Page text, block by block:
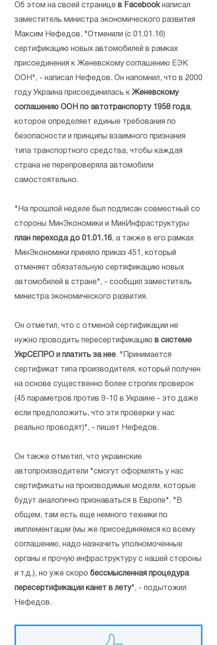
Об этом на своей странице в Facebookнаписал
заместитель министра экономического развития
Максим Нефедов. "Отменили (с 01.01.16)
сертификацию новых автомобилей в рамках
присоединения к Женевскому соглашению ЕЭК
ООН", - написал Нефедов. Он напомнил, что в 2000
году Украина присоединилась к Женевскому
соглашению ООН по автотранспорту 1958 года,
которое определяет единые требования по
безопасности и принципы взаимного признания
типа транспортного средства, чтобы каждая
страна не перепроверяла автомобили
самостоятельно.
"На прошлой неделе был подписан совместный со
стороны МинЭкономики и МинИнфраструктуры
план перехода до 01.01.16, а также в его рамках
МинЭкономики приняло приказ 451, который
отменяет обязательную сертификацию новых
автомобилей в стране", - сообщил заместитель
министра экономического развития.
Он отметил, что с отменой сертификации не
нужно проводить пересертификацию в системе
УкрСЕПРО и платить за нее. "Принимается
сертификат типа производителя, который получен
на основе существенно более строгих проверок
(45 параметров против 9-10 в Украине - это даже
если предположить, что эти проверки у нас
реально проводят)", - пишет Нефедов.
Он также отметил, что украинские
автопроизводители "смогут оформлять у нас
сертификаты на производимые модели, которые
будут аналогично признаваться в Европе". "В
общем, там есть еще немного техники по
имплементации (мы же присоединяемся ко всему
соглашению, надо назначить уполномоченные
органы и прочую инфраструктуру с нашей стороны
и т.д.), но уже скоро бессмысленная процедура
пересертификации канет в лету", - подытожил
Нефедов.